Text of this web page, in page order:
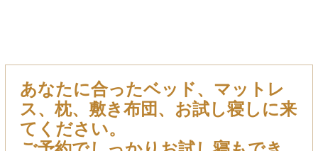
あなたに合ったベッド、マットレ
ス、枕、敷き布団、お試し寝しに来
てください。